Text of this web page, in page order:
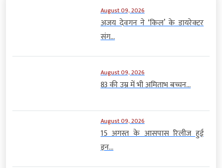
August 09, 2026
अजय देवगन ने ‘किल’ के डायरेक्टर
संग...
August 09, 2026
83 की उम्र में भी अमिताभ बच्चन...
August 09, 2026
15 अगस्त के आसपास रिलीज हुई
इन...